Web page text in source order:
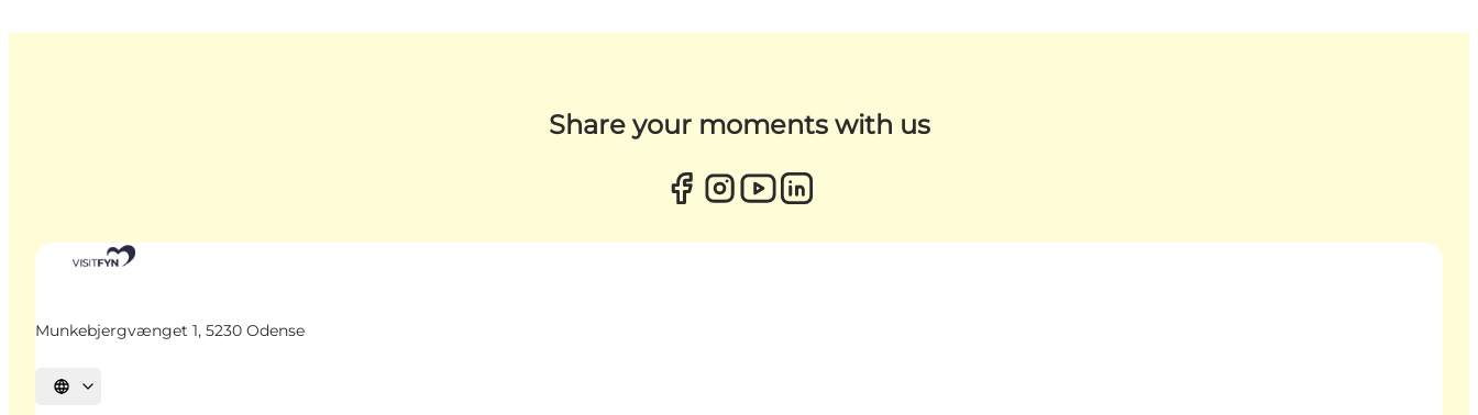
Share your moments with us
Munkebjergvænget 1, 5230 Odense
Sprache auswählen